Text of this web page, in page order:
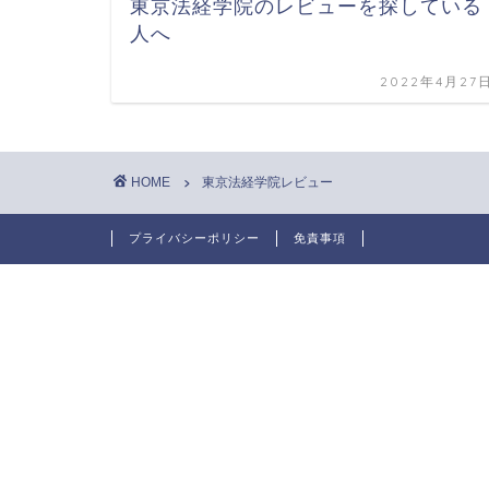
東京法経学院のレビューを探している
人へ
2022年4月27
HOME 東京法経学院レビュー
プライバシーポリシー 免責事項